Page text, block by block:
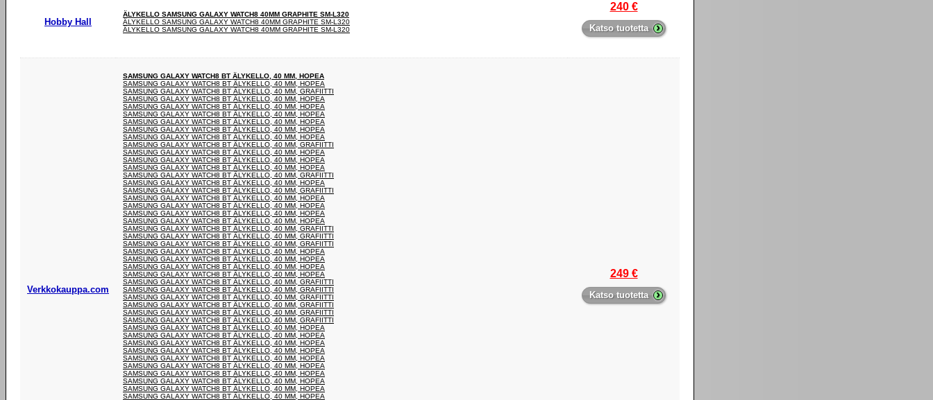
Hobby Hall
ÄLYKELLO SAMSUNG GALAXY WATCH8 40MM GRAPHITE SM-L320
ÄLYKELLO SAMSUNG GALAXY WATCH8 40MM GRAPHITE SM-L320
ÄLYKELLO SAMSUNG GALAXY WATCH8 40MM GRAPHITE SM-L320
240 €
›
Katso tuotetta
Verkkokauppa.com
SAMSUNG GALAXY WATCH8 BT ÄLYKELLO, 40 MM, HOPEA
SAMSUNG GALAXY WATCH8 BT ÄLYKELLO, 40 MM, HOPEA
SAMSUNG GALAXY WATCH8 BT ÄLYKELLO, 40 MM, GRAFIITTI
SAMSUNG GALAXY WATCH8 BT ÄLYKELLO, 40 MM, HOPEA
SAMSUNG GALAXY WATCH8 BT ÄLYKELLO, 40 MM, HOPEA
SAMSUNG GALAXY WATCH8 BT ÄLYKELLO, 40 MM, HOPEA
SAMSUNG GALAXY WATCH8 BT ÄLYKELLO, 40 MM, HOPEA
SAMSUNG GALAXY WATCH8 BT ÄLYKELLO, 40 MM, HOPEA
SAMSUNG GALAXY WATCH8 BT ÄLYKELLO, 40 MM, HOPEA
SAMSUNG GALAXY WATCH8 BT ÄLYKELLO, 40 MM, GRAFIITTI
SAMSUNG GALAXY WATCH8 BT ÄLYKELLO, 40 MM, HOPEA
SAMSUNG GALAXY WATCH8 BT ÄLYKELLO, 40 MM, HOPEA
SAMSUNG GALAXY WATCH8 BT ÄLYKELLO, 40 MM, HOPEA
SAMSUNG GALAXY WATCH8 BT ÄLYKELLO, 40 MM, GRAFIITTI
SAMSUNG GALAXY WATCH8 BT ÄLYKELLO, 40 MM, HOPEA
SAMSUNG GALAXY WATCH8 BT ÄLYKELLO, 40 MM, GRAFIITTI
SAMSUNG GALAXY WATCH8 BT ÄLYKELLO, 40 MM, HOPEA
SAMSUNG GALAXY WATCH8 BT ÄLYKELLO, 40 MM, HOPEA
SAMSUNG GALAXY WATCH8 BT ÄLYKELLO, 40 MM, HOPEA
SAMSUNG GALAXY WATCH8 BT ÄLYKELLO, 40 MM, HOPEA
SAMSUNG GALAXY WATCH8 BT ÄLYKELLO, 40 MM, GRAFIITTI
SAMSUNG GALAXY WATCH8 BT ÄLYKELLO, 40 MM, GRAFIITTI
SAMSUNG GALAXY WATCH8 BT ÄLYKELLO, 40 MM, GRAFIITTI
SAMSUNG GALAXY WATCH8 BT ÄLYKELLO, 40 MM, HOPEA
SAMSUNG GALAXY WATCH8 BT ÄLYKELLO, 40 MM, HOPEA
SAMSUNG GALAXY WATCH8 BT ÄLYKELLO, 40 MM, HOPEA
SAMSUNG GALAXY WATCH8 BT ÄLYKELLO, 40 MM, HOPEA
SAMSUNG GALAXY WATCH8 BT ÄLYKELLO, 40 MM, GRAFIITTI
SAMSUNG GALAXY WATCH8 BT ÄLYKELLO, 40 MM, GRAFIITTI
SAMSUNG GALAXY WATCH8 BT ÄLYKELLO, 40 MM, GRAFIITTI
SAMSUNG GALAXY WATCH8 BT ÄLYKELLO, 40 MM, GRAFIITTI
SAMSUNG GALAXY WATCH8 BT ÄLYKELLO, 40 MM, GRAFIITTI
SAMSUNG GALAXY WATCH8 BT ÄLYKELLO, 40 MM, GRAFIITTI
SAMSUNG GALAXY WATCH8 BT ÄLYKELLO, 40 MM, HOPEA
SAMSUNG GALAXY WATCH8 BT ÄLYKELLO, 40 MM, HOPEA
SAMSUNG GALAXY WATCH8 BT ÄLYKELLO, 40 MM, HOPEA
SAMSUNG GALAXY WATCH8 BT ÄLYKELLO, 40 MM, HOPEA
SAMSUNG GALAXY WATCH8 BT ÄLYKELLO, 40 MM, HOPEA
SAMSUNG GALAXY WATCH8 BT ÄLYKELLO, 40 MM, HOPEA
SAMSUNG GALAXY WATCH8 BT ÄLYKELLO, 40 MM, HOPEA
SAMSUNG GALAXY WATCH8 BT ÄLYKELLO, 40 MM, HOPEA
SAMSUNG GALAXY WATCH8 BT ÄLYKELLO, 40 MM, HOPEA
SAMSUNG GALAXY WATCH8 BT ÄLYKELLO, 40 MM, HOPEA
249 €
›
Katso tuotetta